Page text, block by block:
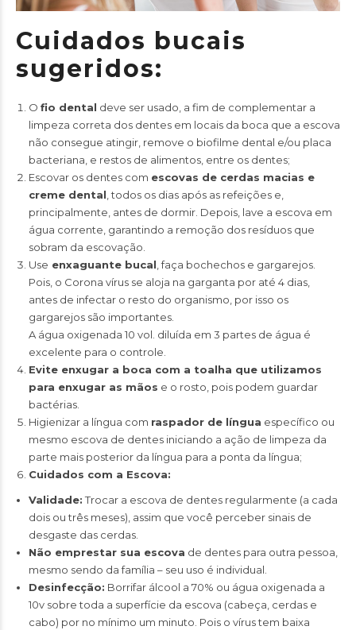
Cuidados bucais
sugeridos:
O fio dental deve ser usado, a fim de complementar a
limpeza correta dos dentes em locais da boca que a escova
não consegue atingir, remove o biofilme dental e/ou placa
bacteriana, e restos de alimentos, entre os dentes;
Escovar os dentes com escovas de cerdas macias e
creme dental , todos os dias após as refeições e,
principalmente, antes de dormir. Depois, lave a escova em
água corrente, garantindo a remoção dos resíduos que
sobram da escovação.
Use enxaguante bucal , faça bochechos e gargarejos.
Pois, o Corona vírus se aloja na garganta por até 4 dias,
antes de infectar o resto do organismo, por isso os
gargarejos são importantes.
A água oxigenada 10 vol. diluída em 3 partes de água é
excelente para o controle.
Evite enxugar a boca com a toalha que utilizamos
para enxugar as mãos e o rosto, pois podem guardar
bactérias.
Higienizar a língua com raspador de língua específico ou
mesmo escova de dentes iniciando a ação de limpeza da
parte mais posterior da língua para a ponta da língua;
Cuidados com a Escova:
Validade:Trocar a escova de dentes regularmente (a cada
dois ou três meses), assim que você perceber sinais de
desgaste das cerdas.
Não emprestar sua escova de dentes para outra pessoa,
mesmo sendo da família – seu uso é individual.
Desinfecção: Borrifar álcool a 70% ou água oxigenada a
10v sobre toda a superfície da escova (cabeça, cerdas e
cabo) por no mínimo um minuto. Pois o vírus tem baixa